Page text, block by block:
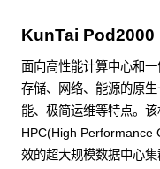
KunTai Pod2000
面向高性能计算中心和
存储、网络、能源的原
能、极简运维等特点。
HPC(High Performance
效的超大规模数据中心集